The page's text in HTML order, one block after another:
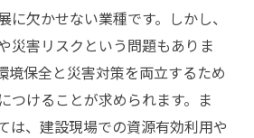
に欠かせない業種です。しかし、
災害リスクという問題もありま
境保全と災害対策を両立するため
つけることが求められます。ま
は、建設現場での資源有効利用や